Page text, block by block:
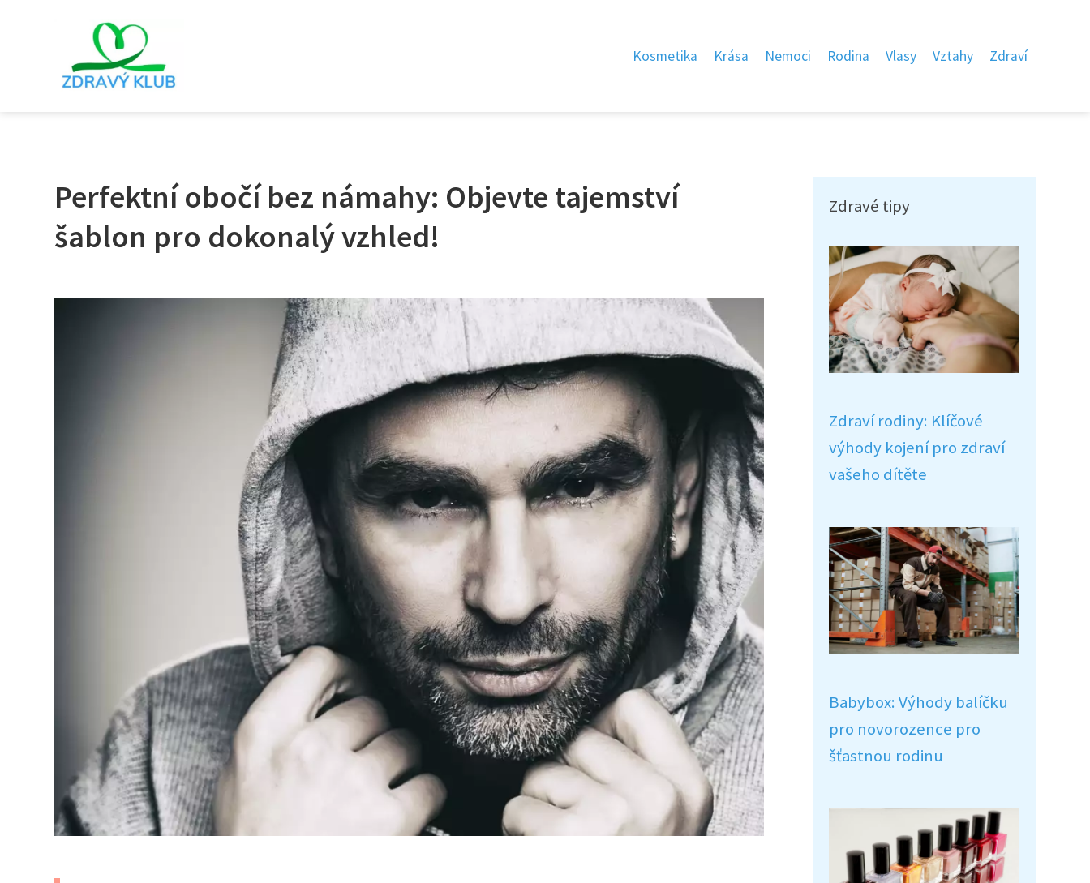
Kosmetika Krása Nemoci Rodina Vlasy Vztahy Zdraví
Perfektní obočí bez námahy: Objevte tajemství
šablon pro dokonalý vzhled!
Zdravé tipy
Zdraví rodiny: Klíčové
výhody kojení pro zdraví
vašeho dítěte
Babybox: Výhody balíčku
pro novorozence pro
šťastnou rodinu